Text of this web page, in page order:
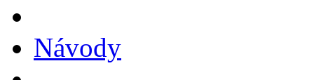
Návody